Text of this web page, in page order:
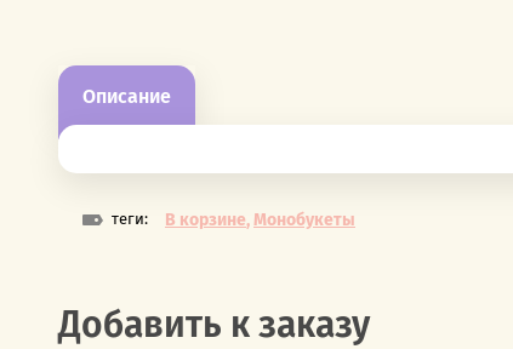
Описание
теги: В корзине,Монобукеты
Добавить к заказу